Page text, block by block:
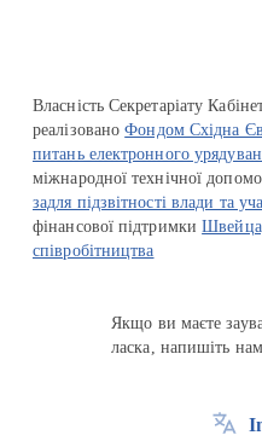
Власність Секретаріату
реалізованоФондом Східна
питань електронного
міжнародної технічної
задля підзвітності влади та
фінансової підтримки
співробітництва
Якщо ви маєте
ласка, напишіть